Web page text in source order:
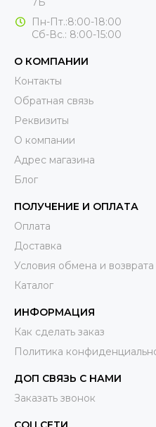
Пн-Пт.:8:00-18:00
Сб-Вс.: 8:00-15:00
О КОМПАНИИ
Контакты
Обратная связь
Реквизиты
О компании
Адрес магазина
Блог
ПОЛУЧЕНИЕ И ОПЛАТА
Оплата
Доставка
Условия обмена и возврата
Каталог
ИНФОРМАЦИЯ
Как сделать заказ
Политика
ДОП СВЯЗЬ С НАМИ
Заказать звонок